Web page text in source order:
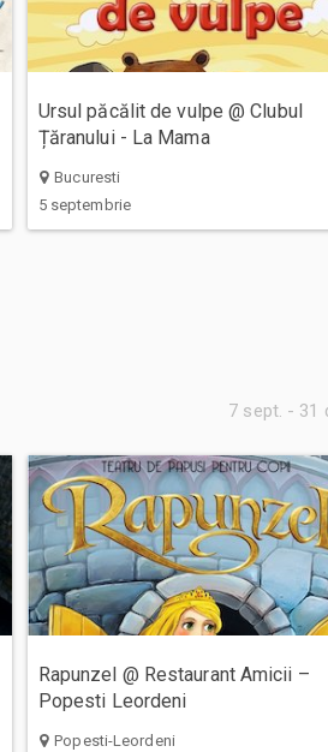
Ursul păcălit de vulpe @ Clubul
Țăranului - La Mama
Bucuresti
5 septembrie
7 sept. - 31
Rapunzel @ Restaurant Amicii –
Popesti Leordeni
Popesti-Leordeni